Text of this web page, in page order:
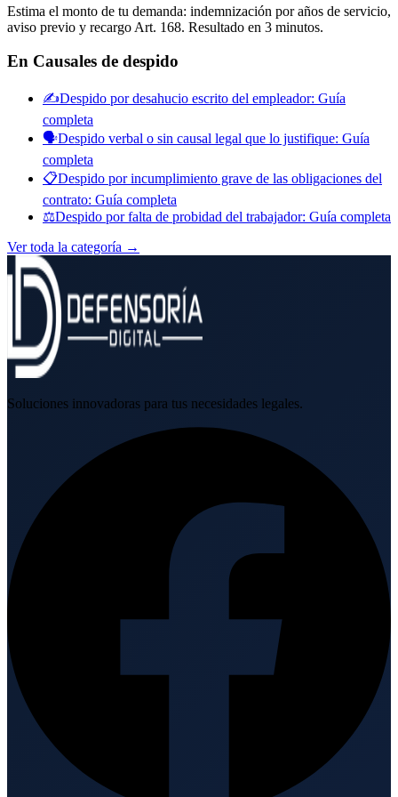
Estima el monto de tu demanda: indemnización por años de servicio,
aviso previo y recargo Art. 168. Resultado en 3 minutos.
En Causales de despido
✍️Despido por desahucio escrito del empleador: Guía
completa
🗣️Despido verbal o sin causal legal que lo justifique: Guía
completa
📋Despido por incumplimiento grave de las obligaciones del
contrato: Guía completa
⚖️Despido por falta de probidad del trabajador: Guía completa
Ver toda la categoría →
Soluciones innovadoras para tus necesidades legales.